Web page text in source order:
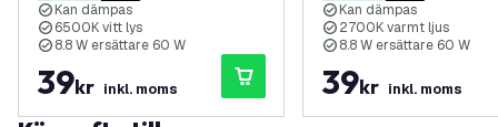
Kan dämpas
6500K vitt lys
8.8 W ersättare 60 W
39kr inkl. moms
Kan dämpas
2700K varmt ljus
8.8 W ersättare 60 W
39kr inkl. moms